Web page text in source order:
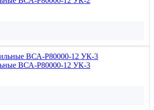
ВСА-Р80000-12 УК-3